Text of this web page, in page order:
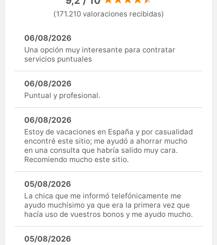
(171.210 valoraciones recibidas)
06/08/2026
Una opción muy interesante para contratar
servicios puntuales
06/08/2026
Puntual y profesional.
06/08/2026
Estoy de vacaciones en España y por casualidad
encontré este sitio; me ayudó a ahorrar mucho
en una consulta que habría salido muy cara.
Recomiendo mucho este sitio.
05/08/2026
La chica que me informó telefónicamente me
ayudo muchísimo ya que era la primera vez que
hacía uso de vuestros bonos y me ayudo mucho.
05/08/2026